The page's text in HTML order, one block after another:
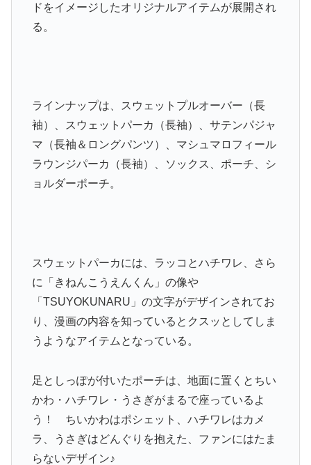
ドをイメージしたオリジナルアイテムが展開され
る。
ラインナップは、スウェットプルオーバー（長
袖）、スウェットパーカ（長袖）、サテンパジャ
マ（長袖＆ロングパンツ）、マシュマロフィール
ラウンジパーカ（長袖）、ソックス、ポーチ、シ
ョルダーポーチ。
スウェットパーカには、ラッコとハチワレ、さら
に「きねんこうえんくん」の像や
「TSUYOKUNARU」の文字がデザインされてお
り、漫画の内容を知っているとクスッとしてしま
うようなアイテムとなっている。
足としっぽが付いたポーチは、地面に置くとちい
かわ・ハチワレ・うさぎがまるで座っているよ
う！ ちいかわはポシェット、ハチワレはカメ
ラ、うさぎはどんぐりを抱えた、ファンにはたま
らないデザイン♪